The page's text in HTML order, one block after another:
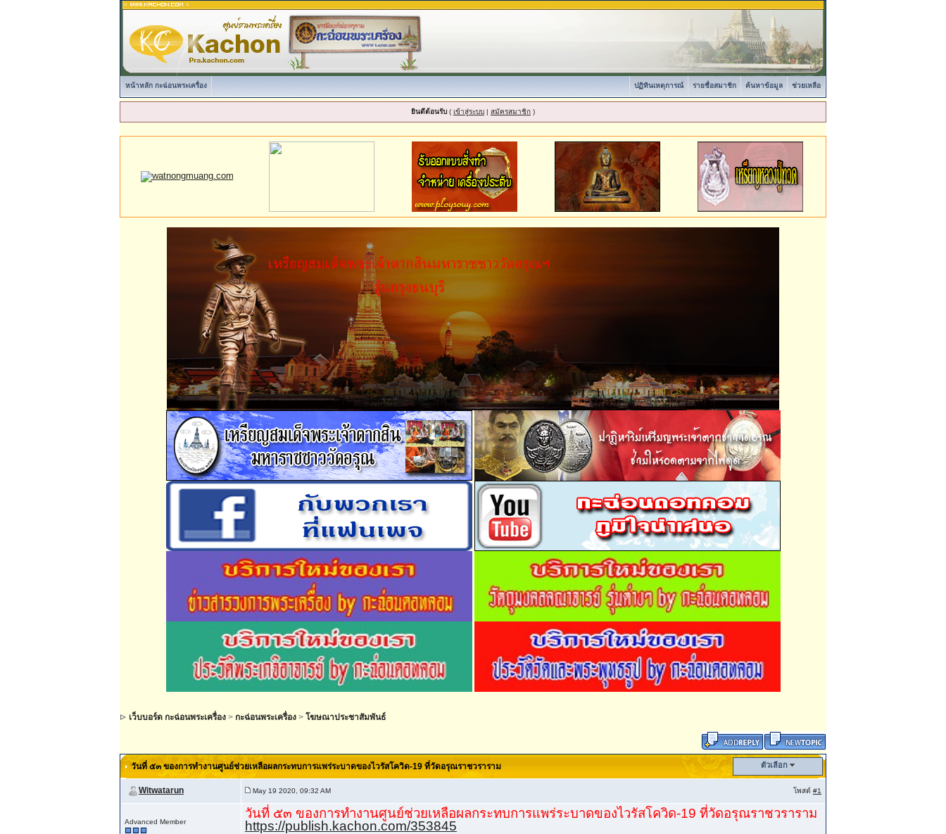
หน้าหลัก กะฉ่อนพระเครื่อง ช่วยเหลือ
ค้นหาข้อมูล
รายชื่อสมาชิก
ปฏิทินเหตุการณ์
ยินดีต้อนรับ ( เข้าสู่ระบบ | สมัครสมาชิก )
เว็บบอร์ด กะฉ่อนพระเครื่อง > กะฉ่อนพระเครื่อง > โฆษณาประชาสัมพันธ์
วันที่ ๕๓ ของการทำงานศูนย์ช่วยเหลือผลกระทบการแพร่ระบาดของไวรัสโควิด-19 ที่วัดอรุณราชวราราม ตัวเลือก
Witwatarun May 19 2020, 09:32 AM โพสต์ #1
Advanced Member
วันที่ ๕๓ ของการทำงานศูนย์ช่วยเหลือผลกระทบการแพร่ระบาดของไวรัสโควิด-19 ที่วัดอรุณราชวราราม
https://publish.kachon.com/353845